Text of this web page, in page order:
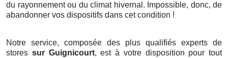
du rayonnement ou du climat hivernal. Impossible, donc, de
abandonner vos dispositifs dans cet condition !
Notre service, composée des plus qualifiés experts de
stores sur Guignicourt, est à votre disposition pour tout